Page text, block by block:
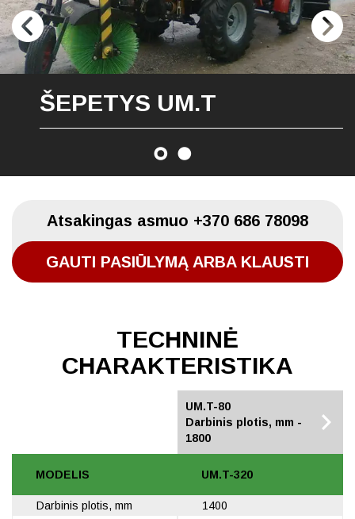
ŠEPETYS UM.T
Atsakingas asmuo +370 686 78098
GAUTI PASIŪLYMĄ ARBA KLAUSTI
TECHNINĖ
CHARAKTERISTIKA
MODELIS
Darbinis plotis, mm
UM.T-320
1400
UM.T-80
Darbinis plotis, mm -
1800